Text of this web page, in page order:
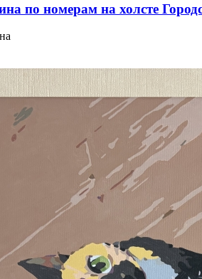
по номерам на холсте